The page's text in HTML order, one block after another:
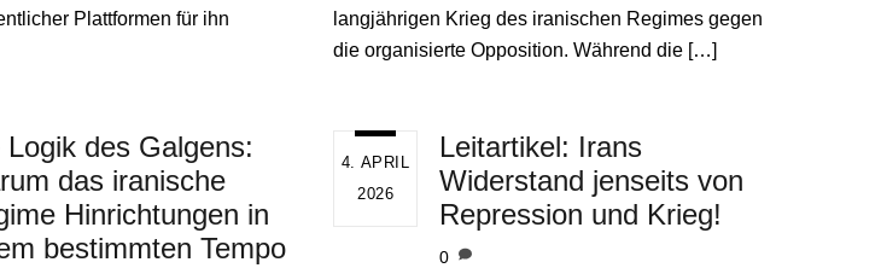
Plattformen für ihn
langjährigen Krieg des iranischen Regimes gegen
die organisierte Opposition. Während die […]
Logik des Galgens:
das iranische
Hinrichtungen in
bestimmten Tempo
4. APRIL
2026
Leitartikel: Irans
Widerstand jenseits von
Repression und Krieg!
0